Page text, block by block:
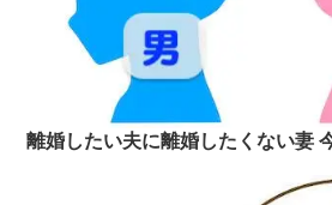
離婚したい夫に離婚したくない妻